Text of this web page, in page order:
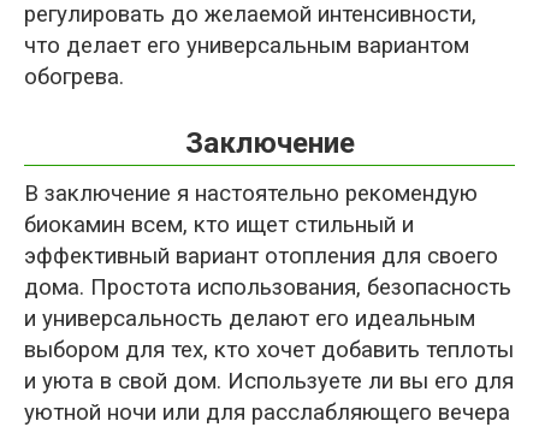
регулировать до желаемой интенсивности,
что делает его универсальным вариантом
обогрева.
Заключение
В заключение я настоятельно рекомендую
биокамин всем, кто ищет стильный и
эффективный вариант отопления для своего
дома. Простота использования, безопасность
и универсальность делают его идеальным
выбором для тех, кто хочет добавить теплоты
и уюта в свой дом. Используете ли вы его для
уютной ночи или для расслабляющего вечера